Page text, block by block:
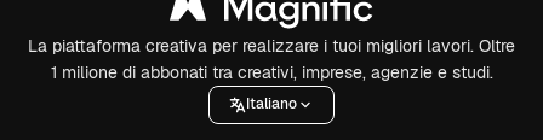
La piattaforma creativa per realizzare i tuoi migliori lavori. Oltre
1 milione di abbonati tra creativi, imprese, agenzie e studi.
Italiano